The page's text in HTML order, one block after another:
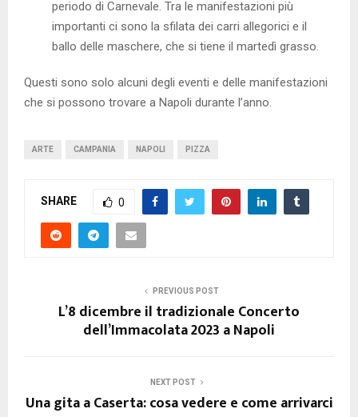
periodo di Carnevale. Tra le manifestazioni più
importanti ci sono la sfilata dei carri allegorici e il
ballo delle maschere, che si tiene il martedì grasso.
Questi sono solo alcuni degli eventi e delle manifestazioni
che si possono trovare a Napoli durante l’anno.
ARTE CAMPANIA NAPOLI PIZZA
SHARE 0
PREVIOUS POST
L’8 dicembre il tradizionale Concerto
dell’Immacolata 2023 a Napoli
NEXT POST
Una gita a Caserta: cosa vedere e come arrivarci